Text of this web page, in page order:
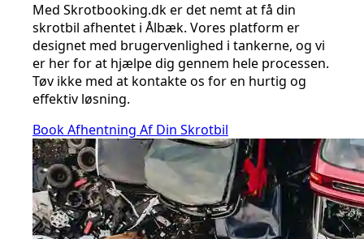
Med Skrotbooking.dk er det nemt at få din
skrotbil afhentet i Ålbæk. Vores platform er
designet med brugervenlighed i tankerne, og vi
er her for at hjælpe dig gennem hele processen.
Tøv ikke med at kontakte os for en hurtig og
effektiv løsning.
Book Afhentning Af Din Skrotbil